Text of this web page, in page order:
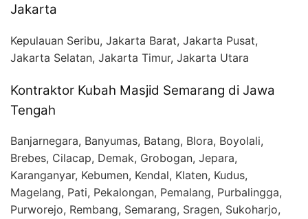
Jakarta
Kepulauan Seribu, Jakarta Barat, Jakarta Pusat,
Jakarta Selatan, Jakarta Timur, Jakarta Utara
Kontraktor Kubah Masjid Semarang di Jawa
Tengah
Banjarnegara, Banyumas, Batang, Blora, Boyolali,
Brebes, Cilacap, Demak, Grobogan, Jepara,
Karanganyar, Kebumen, Kendal, Klaten, Kudus,
Magelang, Pati, Pekalongan, Pemalang, Purbalingga,
Purworejo, Rembang, Semarang, Sragen, Sukoharjo,